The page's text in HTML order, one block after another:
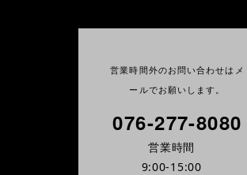
営業時間外のお問い合わせはメ
ールでお願いします。
076-277-8080
営業時間
9:00-15:00